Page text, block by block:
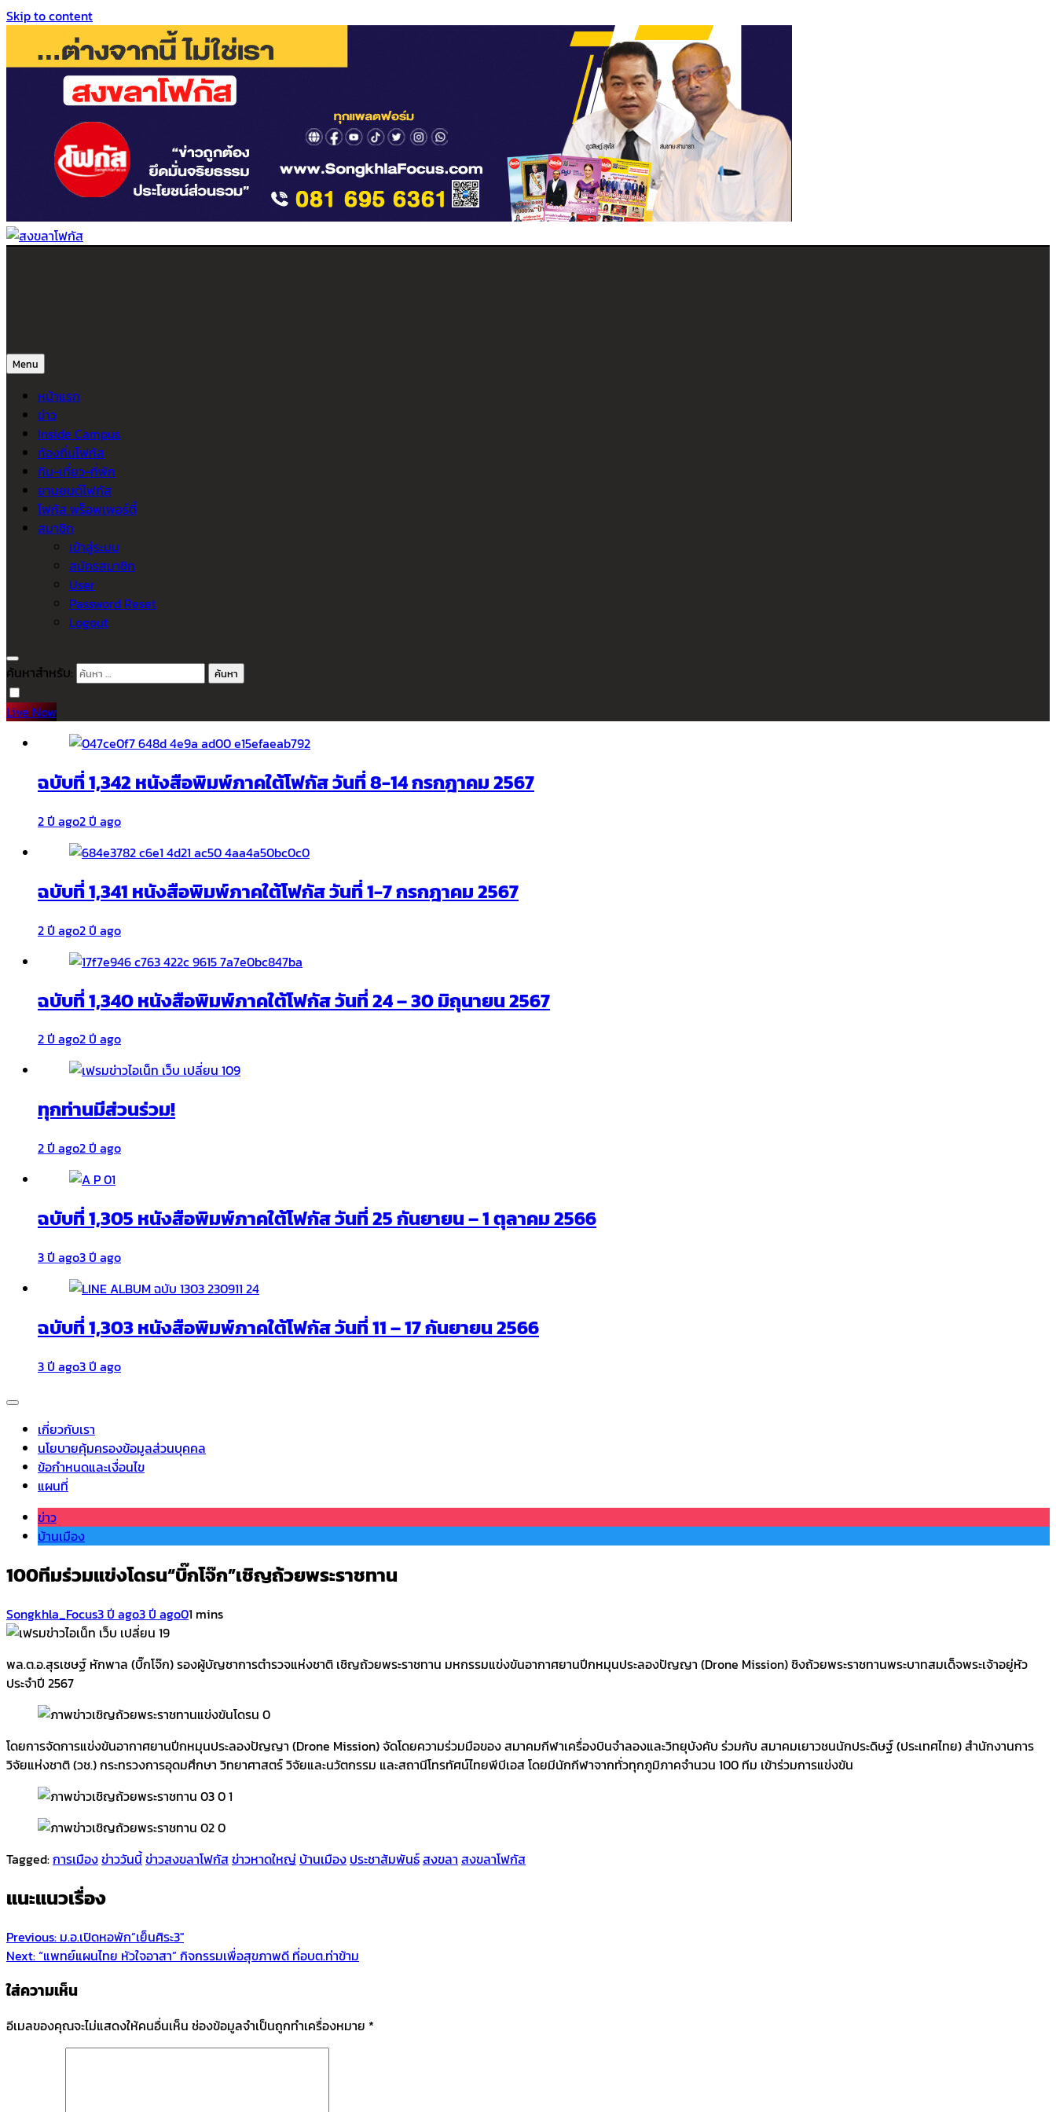
Skip to content
Menu
หน้าแรก
ข่าว
Inside Campus
ท้องถิ่นโฟกัส
กิน-เที่ยว-ที่พัก
ยานยนต์โฟกัส
โฟกัส พร็อพเพอร์ตี้
สมาชิก
เข้าสู่ระบบ
สมัครสมาชิก
User
Password Reset
Logout
ค้นหาสำหรับ:
Live Now
ฉบับที่ 1,342 หนังสือพิมพ์ภาคใต้โฟกัส วันที่ 8-14 กรกฎาคม 2567
2 ปี ago2 ปี ago
ฉบับที่ 1,341 หนังสือพิมพ์ภาคใต้โฟกัส วันที่ 1-7 กรกฎาคม 2567
2 ปี ago2 ปี ago
ฉบับที่ 1,340 หนังสือพิมพ์ภาคใต้โฟกัส วันที่ 24 – 30 มิถุนายน 2567
2 ปี ago2 ปี ago
ทุกท่านมีส่วนร่วม!
2 ปี ago2 ปี ago
ฉบับที่ 1,305 หนังสือพิมพ์ภาคใต้โฟกัส วันที่ 25 กันยายน – 1 ตุลาคม 2566
3 ปี ago3 ปี ago
ฉบับที่ 1,303 หนังสือพิมพ์ภาคใต้โฟกัส วันที่ 11 – 17 กันยายน 2566
3 ปี ago3 ปี ago
เกี่ยวกับเรา
นโยบายคุ้มครองข้อมูลส่วนบุคคล
ข้อกำหนดและเงื่อนไข
แผนที่
ข่าว
บ้านเมือง
100ทีมร่วมแข่งโดรน“บิ๊กโจ๊ก”เชิญถ้วยพระราชทาน
Songkhla_Focus3 ปี ago3 ปี ago01 mins
พล.ต.อ.สุรเชษฐ์ หักพาล (บิ๊กโจ๊ก) รองผู้บัญชาการตำรวจแห่งชาติ เชิญถ้วยพระราชทาน มหกรรมแข่งขันอากาศยานปีกหมุนประลองปัญญา (Drone Mission) ชิงถ้วยพระราชทานพระบาทสมเด็จพระเจ้าอยู่หัว
ประจำปี 2567
โดยการจัดการแข่งขันอากาศยานปีกหมุนประลองปัญญา (Drone Mission) จัดโดยความร่วมมือของ สมาคมกีฬาเครื่องบินจำลองและวิทยุบังคับ ร่วมกับ สมาคมเยาวชนนักประดิษฐ์ (ประเทศไทย) สำนักงานการ
วิจัยแห่งชาติ (วช.) กระทรวงการอุดมศึกษา วิทยาศาสตร์ วิจัยและนวัตกรรม และสถานีโทรทัศน์ไทยพีบีเอส โดยมีนักกีฬาจากทั่วทุกภูมิภาคจำนวน 100 ทีม เข้าร่วมการแข่งขัน
Tagged:การเมืองข่าววันนี้ข่าวสงขลาโฟกัสข่าวหาดใหญ่ บ้านเมือง ประชาสัมพันธ์สงขลา สงขลาโฟกัส
แนะแนวเรื่อง
Previous: ม.อ.เปิดหอพัก”เย็นศิระ3″
Next:“แพทย์แผนไทย หัวใจอาสา” กิจกรรมเพื่อสุขภาพดี ที่อบต.ท่าข้าม
ใส่ความเห็น
อีเมลของคุณจะไม่แสดงให้คนอื่นเห็น ช่องข้อมูลจำเป็นถูกทำเครื่องหมาย *